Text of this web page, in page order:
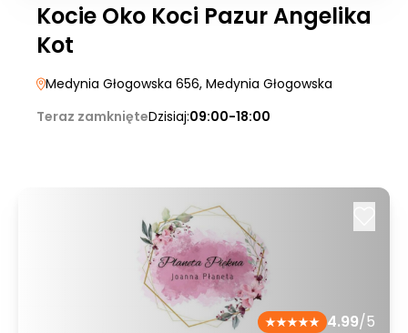
Kocie Oko Koci Pazur Angelika
Kot
Medynia Głogowska 656, Medynia Głogowska
Teraz zamknięteDzisiaj:09:00-18:00
4.99/5